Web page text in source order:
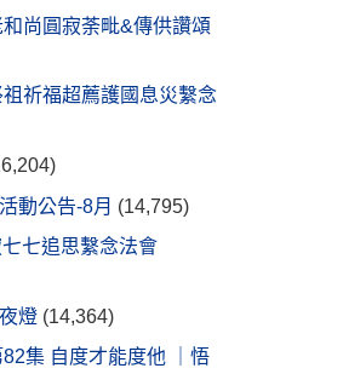
尚圓寂荼毗&傳供讚頌
祈福超薦護國息災繫念
動公告-8月 (14,795)
七追思繫念法會
燈 (14,364)
集 自度才能度他 ｜悟